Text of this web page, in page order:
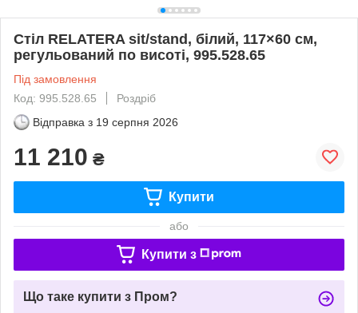
Стіл RELATERA sit/stand, білий, 117×60 см,
регульований по висоті, 995.528.65
Під замовлення
Код: 995.528.65
Роздріб
Відправка з 19 серпня 2026
11 210 ₴
Купити
або
Купити з
Що таке купити з Пром?